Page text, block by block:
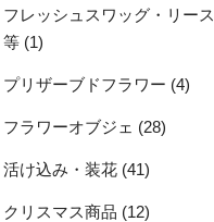
フレッシュスワッグ・リース
等 (1)
プリザーブドフラワー (4)
フラワーオブジェ (28)
活け込み・装花 (41)
クリスマス商品 (12)